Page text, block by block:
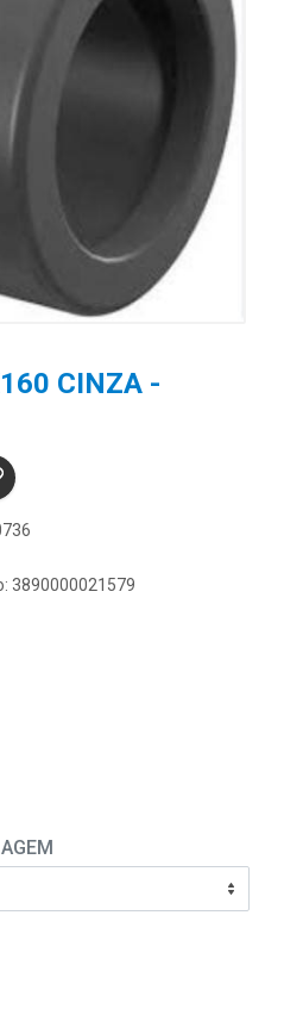
CINZA -
3890000021579